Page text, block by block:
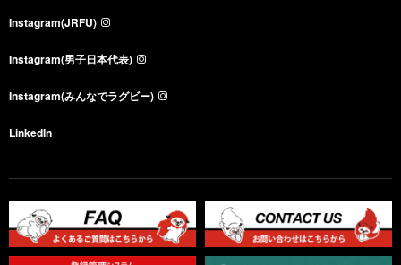
Instagram(JRFU)
Instagram(男子日本代表)
Instagram(みんなでラグビー)
LinkedIn